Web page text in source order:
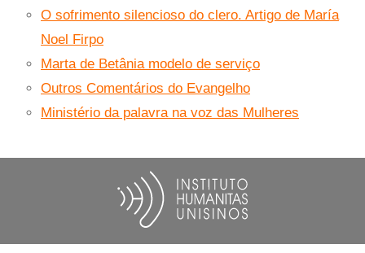
O sofrimento silencioso do clero. Artigo de María
Noel Firpo
Marta de Betânia modelo de serviço
Outros Comentários do Evangelho
Ministério da palavra na voz das Mulheres